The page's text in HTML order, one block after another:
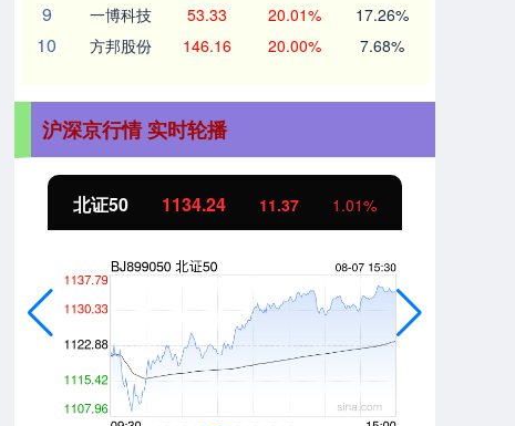
9 一博科技 53.33 20.01% 17.26%
10 方邦股份 146.16 20.00% 7.68%
沪深京行情 实时轮播
北证50 1134.24 11.37 1.01%